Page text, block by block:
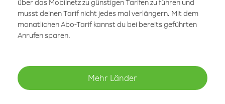
über das Mobilnetz zu günstigen Tarifen zu führen und
musst deinen Tarif nicht jedes mal verlängern. Mit dem
monatlichen Abo-Tarif kannst du bei bereits geführten
Anrufen sparen.
Mehr Länder